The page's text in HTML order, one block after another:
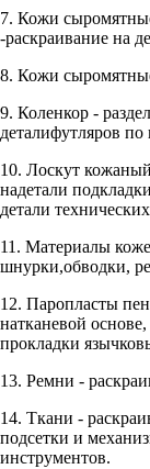
7. Кожи
-раскраивание на
8. Кожи
9. Коленкор -
деталифутляров
10. Лоскут
надетали
детали
11. Материалы
шнурки,обводки,
12. Паропласты
натканевой
прокладки
13. Ремни -
14. Ткани -
подсетки и
инструментов.